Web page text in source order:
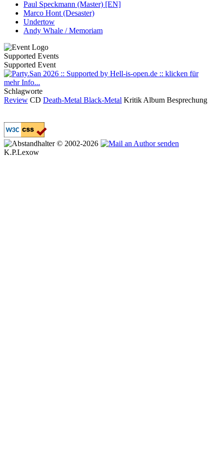
Paul Speckmann (Master) [EN]
Marco Hont (Desaster)
Undertow
Andy Whale / Memoriam
Supported Events
Supported Event
Schlagworte
Review CD Death-Metal Black-Metal Kritik Album Besprechung
© 2002-2026
K.P.Lexow